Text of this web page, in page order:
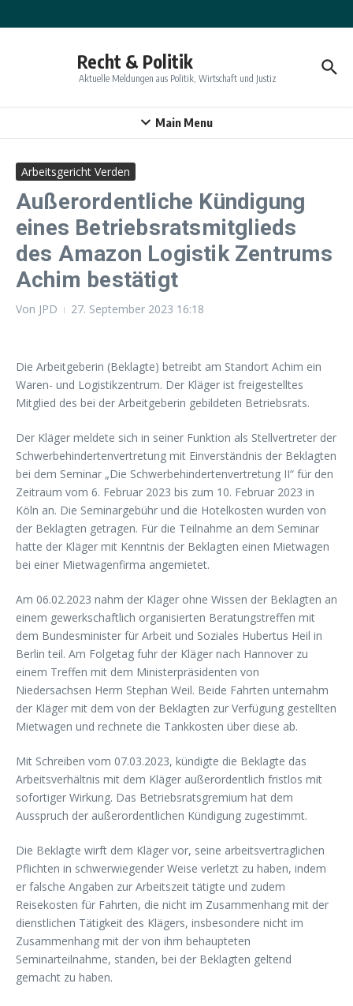
Recht & Politik
Aktuelle Meldungen aus Politik, Wirtschaft und Justiz
Main Menu
Arbeitsgericht Verden
Außerordentliche Kündigung
eines Betriebsratsmitglieds
des Amazon Logistik Zentrums
Achim bestätigt
Von JPD 27. September 2023 16:18
Die Arbeitgeberin (Beklagte) betreibt am Standort Achim ein
Waren- und Logistikzentrum. Der Kläger ist freigestelltes
Mitglied des bei der Arbeitgeberin gebildeten Betriebsrats.
Der Kläger meldete sich in seiner Funktion als Stellvertreter der
Schwerbehindertenvertretung mit Einverständnis der Beklagten
bei dem Seminar „Die Schwerbehindertenvertretung II“ für den
Zeitraum vom 6. Februar 2023 bis zum 10. Februar 2023 in
Köln an. Die Seminargebühr und die Hotelkosten wurden von
der Beklagten getragen. Für die Teilnahme an dem Seminar
hatte der Kläger mit Kenntnis der Beklagten einen Mietwagen
bei einer Mietwagenfirma angemietet.
Am 06.02.2023 nahm der Kläger ohne Wissen der Beklagten an
einem gewerkschaftlich organisierten Beratungstreffen mit
dem Bundesminister für Arbeit und Soziales Hubertus Heil in
Berlin teil. Am Folgetag fuhr der Kläger nach Hannover zu
einem Treffen mit dem Ministerpräsidenten von
Niedersachsen Herrn Stephan Weil. Beide Fahrten unternahm
der Kläger mit dem von der Beklagten zur Verfügung gestellten
Mietwagen und rechnete die Tankkosten über diese ab.
Mit Schreiben vom 07.03.2023, kündigte die Beklagte das
Arbeitsverhältnis mit dem Kläger außerordentlich fristlos mit
sofortiger Wirkung. Das Betriebsratsgremium hat dem
Ausspruch der außerordentlichen Kündigung zugestimmt.
Die Beklagte wirft dem Kläger vor, seine arbeitsvertraglichen
Pflichten in schwerwiegender Weise verletzt zu haben, indem
er falsche Angaben zur Arbeitszeit tätigte und zudem
Reisekosten für Fahrten, die nicht im Zusammenhang mit der
dienstlichen Tätigkeit des Klägers, insbesondere nicht im
Zusammenhang mit der von ihm behaupteten
Seminarteilnahme, standen, bei der Beklagten geltend
gemacht zu haben.